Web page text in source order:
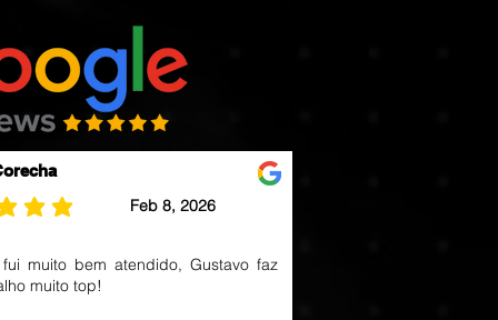
is 5 out of 5 Feb 8, 2026
muito bem atendido, Gustavo faz
muito top!